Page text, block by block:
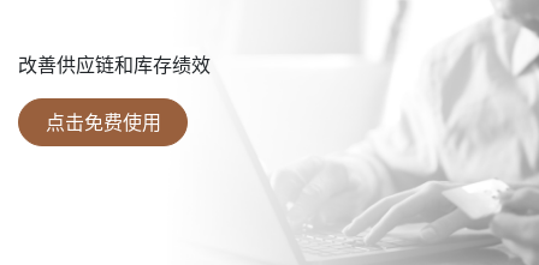
改善供应链和库存绩效
点击免费使用​